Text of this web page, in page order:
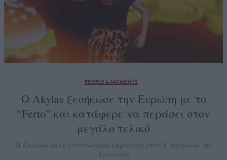
PEOPLE & MOMENTS
Ο Akylas ξεσήκωσε την Ευρώπη με το
“Ferto” και κατάφερε να περάσει στον
μεγάλο τελικό
Η Ελλάδα και η εντυπωσιακή εμφάνιση στον Α' ημιτελικό της
Eurovision